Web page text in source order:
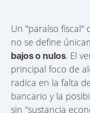
Un "paraíso fiscal"
no se define
bajos o nulos. El
principal foco de
radica en la falta
bancario y la
sin "sustancia